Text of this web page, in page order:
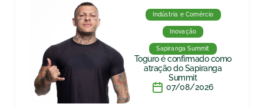
Indústria e Comércio
Inovação
Sapiranga Summit
Toguro é confirmado como
atração do Sapiranga
Summit
07/08/2026